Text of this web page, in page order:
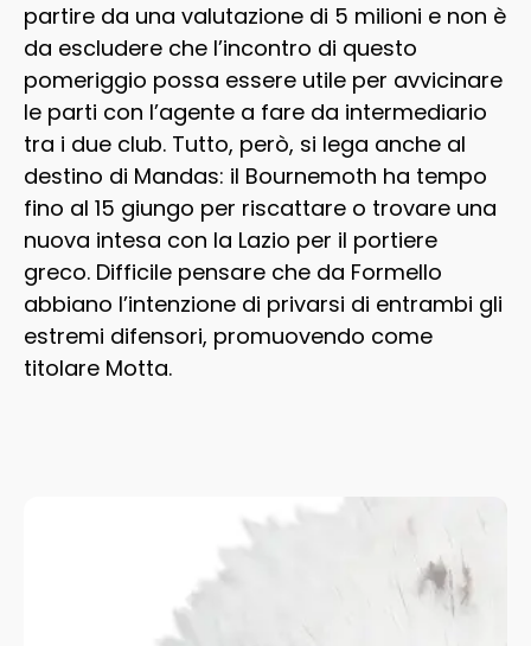
partire da una valutazione di 5 milioni e non è
da escludere che l’incontro di questo
pomeriggio possa essere utile per avvicinare
le parti con l’agente a fare da intermediario
tra i due club. Tutto, però, si lega anche al
destino di Mandas: il Bournemoth ha tempo
fino al 15 giungo per riscattare o trovare una
nuova intesa con la Lazio per il portiere
greco. Difficile pensare che da Formello
abbiano l’intenzione di privarsi di entrambi gli
estremi difensori, promuovendo come
titolare Motta.